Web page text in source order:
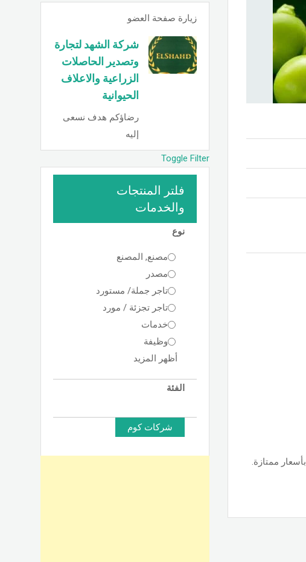
زيارة صفحة العضو
شركة الشهد لتجارة
وتصدير الحاصلات
الزراعية والاعلاف
الحيوانية
رضاؤكم هدف نسعى
إليه
Toggle Filter
فلتر المنتجات
والخدمات
نوع
مصنع, المصنع
مصدر
تاجر جملة/ مستورد
تاجر تجزئة / مورد
خدمات
وظيفة
أظهر المزيد
الفئة
شركات كوم